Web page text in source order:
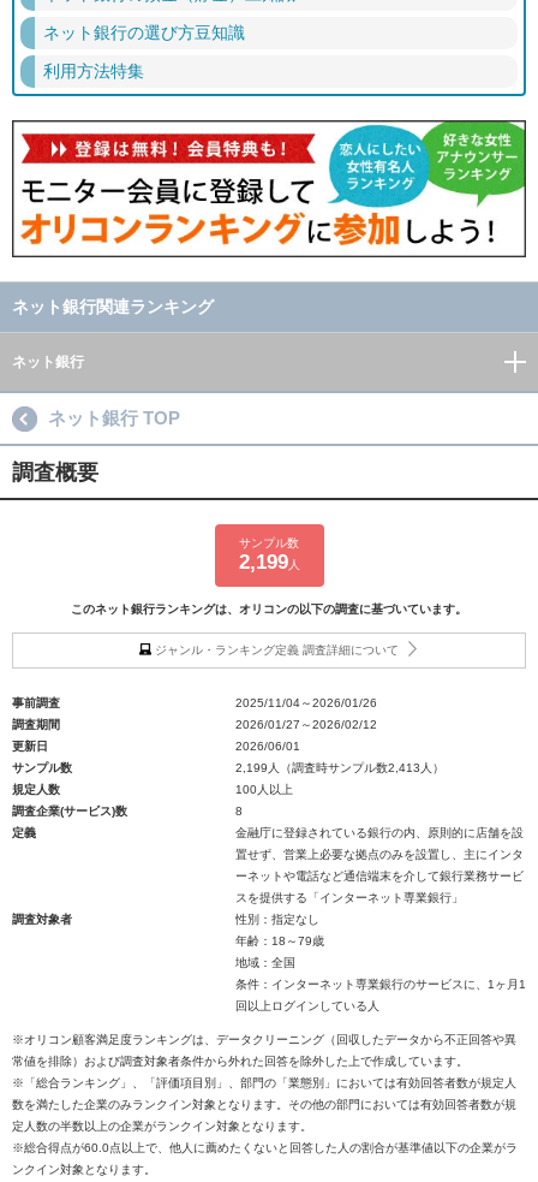
ネット銀行の選び方豆知識
利用方法特集
ネット銀行関連ランキング
ネット銀行
ネット銀行 TOP
調査概要
サンプル数
2,199人
このネット銀行ランキングは、オリコンの以下の調査に基づいています。
ジャンル・ランキング定義 調査詳細について
事前調査
2025/11/04～2026/01/26
調査期間
2026/01/27～2026/02/12
更新日
2026/06/01
サンプル数
2,199人（調査時サンプル数2,413人）
規定人数
100人以上
調査企業(サービス)数
8
定義
金融庁に登録されている銀行の内、原則的に店舗を設
置せず、営業上必要な拠点のみを設置し、主にインタ
ーネットや電話など通信端末を介して銀行業務サービ
スを提供する「インターネット専業銀行」
調査対象者
性別：指定なし
年齢：18～79歳
地域：全国
条件：インターネット専業銀行のサービスに、1ヶ月1
回以上ログインしている人
※オリコン顧客満足度ランキングは、データクリーニング（回収したデータから不正回答や異
常値を排除）および調査対象者条件から外れた回答を除外した上で作成しています。
※「総合ランキング」、「評価項目別」、部門の「業態別」においては有効回答者数が規定人
数を満たした企業のみランクイン対象となります。その他の部門においては有効回答者数が規
定人数の半数以上の企業がランクイン対象となります。
※総合得点が60.0点以上で、他人に薦めたくないと回答した人の割合が基準値以下の企業がラ
ンクイン対象となります。